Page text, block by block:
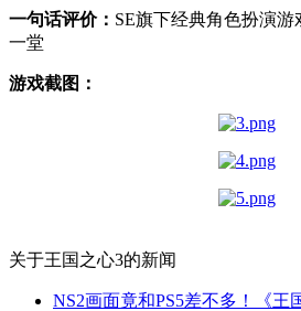
一句话评价： SE旗下经典角色扮演
一堂
游戏截图：
关于王国之心3的新闻
NS2画面竟和PS5差不多！《王